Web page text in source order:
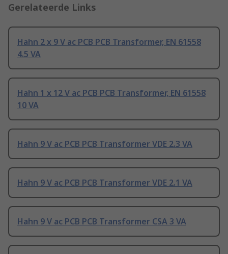
Gerelateerde Links
Hahn 2 x 9 V ac PCB PCB Transformer, EN 61558
4.5 VA
Hahn 1 x 12 V ac PCB PCB Transformer, EN 61558
10 VA
Hahn 9 V ac PCB PCB Transformer VDE 2.3 VA
Hahn 9 V ac PCB PCB Transformer VDE 2.1 VA
Hahn 9 V ac PCB PCB Transformer CSA 3 VA